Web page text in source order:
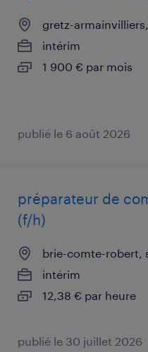
gretz-
intérim
1 900 € par mois
publié le 6 août 2026
préparateur de
(f/h)
brie-comte-robert,
intérim
12,38 € par heure
publié le 30 juillet 2026